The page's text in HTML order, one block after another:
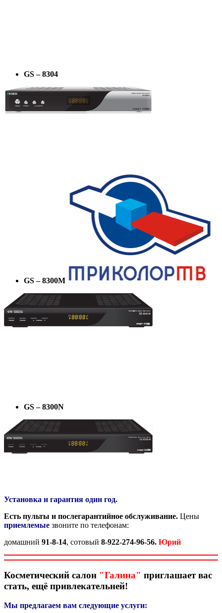
GS– 8304
GS– 8300M
GS– 8300N
Установка и гарантия один год.
Есть пульты и послегарантийное обслуживание. Цены
приемлемые звоните по телефонам:
домашний 91-8-14, сотовый 8-922-274-96-56. Юрий
Косметический салон "Галина" приглашает вас
стать, ещё привлекательней!
Мы предлагаем вам следующие услуги: